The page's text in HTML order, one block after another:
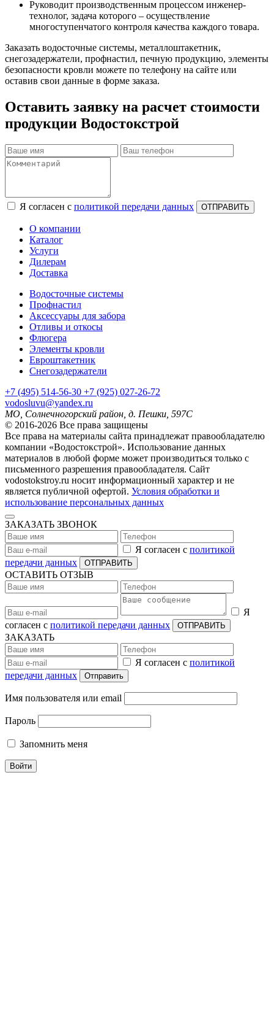
Руководит производственным процессом инженер-
технолог, задача которого – осуществление
многоступенчатого контроля качества каждого товара.
Заказать водосточные системы, металлоштакетник,
снегозадержатели, профнастил, печную продукцию, элементы
безопасности кровли можете по телефону на сайте или
оставив свои данные в форме заказа.
Оставить заявку на расчет стоимости
продукции Водостокстрой
Я согласен с политикой передачи данных ОТПРАВИТЬ
О компании
Каталог
Услуги
Дилерам
Доставка
Водосточные системы
Профнастил
Аксессуары для забора
Отливы и откосы
Флюгера
Элементы кровли
Евроштакетник
Снегозадержатели
+7 (495) 514-56-30 +7 (925) 027-26-72
vodosluvu@yandex.ru
МО, Солнечногорский район, д. Пешки, 597С
© 2016-2026 Все права защищены
Все права на материалы сайта принадлежат правообладателю
компании «Водостокстрой». Использование данных
материалов в любой форме может производиться только с
письменного разрешения правообладателя. Сайт
vodostokstroy.ru носит информационный характер и не
является публичной офертой. Условия обработки и
использование персональных данных
ЗАКАЗАТЬ ЗВОНОК
Я согласен с политикой
передачи данных
ОТПРАВИТЬ
ОСТАВИТЬ ОТЗЫВ
Я
согласен с политикой передачи данных ОТПРАВИТЬ
ЗАКАЗАТЬ
Я согласен с политикой
передачи данных
Отправить
Имя пользователя или email
Пароль
Запомнить меня